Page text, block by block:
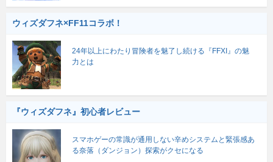
ウィズダフネ×FF11コラボ！
24年以上にわたり冒険者を魅了し続ける『FFXI』の魅
力とは
『ウィズダフネ』初心者レビュー
スマホゲーの常識が通用しない辛めシステムと緊張感あ
る奈落（ダンジョン）探索がクセになる